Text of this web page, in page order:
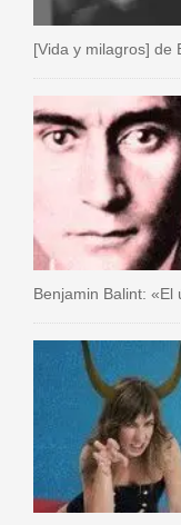
[Vida y milagros] de
Benjamin Balint: «El